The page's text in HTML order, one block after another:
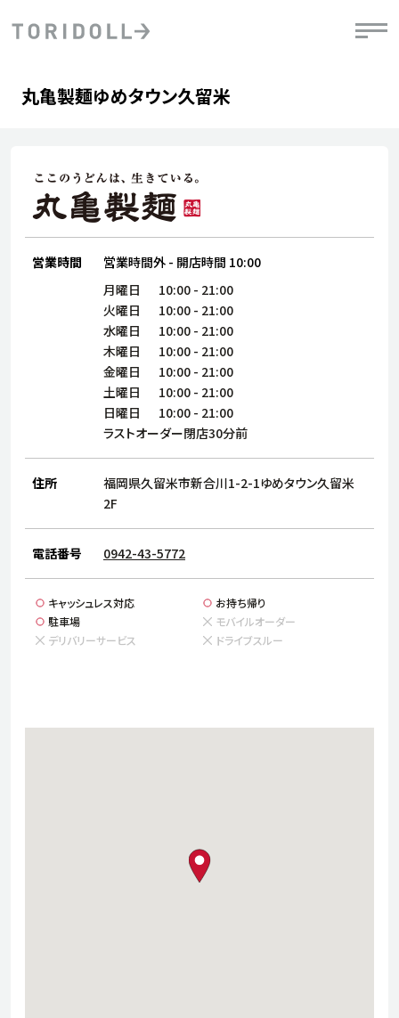
会社情報
株主・投資家情報
サステナビリティ
ブランド
店舗検索
店舗一覧
採用情報
よくある質問・お問い合わせ
PRニュース
中長期経営計画
デジタルトランス
フォーメーション戦略
DXビジョン2028
ライブラリ
粟田社長が語る
トリドールのサステナビリティ
ステークホルダーとの
丸亀製麺ゆめタウン久留米
営業時間 営業時間外 - 開店時間 10:00
月曜日 10:00 - 21:00
火曜日
10:00 - 21:00
水曜日
10:00 - 21:00
木曜日
10:00 - 21:00
金曜日
10:00 - 21:00
土曜日
10:00 - 21:00
日曜日
10:00 - 21:00
ラストオーダー閉店30分前
住所
福岡県久留米市新合川1-2-1ゆめタウン久留米
2F
電話番号 0942-43-5772
キャッシュレス対応
お持ち帰り
駐車場
モバイルオーダー
デリバリーサービス
ドライブスルー
map pin